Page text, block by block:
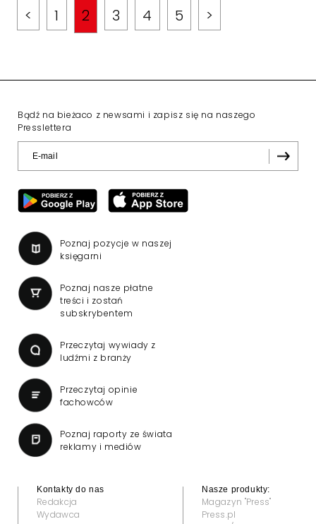
< 1 2 3 4 5 >
Bądź na bieżaco z newsami i zapisz się na naszego
Presslettera
Poznaj pozycje w naszej
księgarni
Poznaj nasze płatne
treści i zostań
subskrybentem
Przeczytaj wywiady z
ludźmi z branży
Przeczytaj opinie
fachowców
Poznaj raporty ze świata
reklamy i mediów
Kontakty do nas
Redakcja
Wydawca
Nasze produkty:
Magazyn "Press"
Press.pl